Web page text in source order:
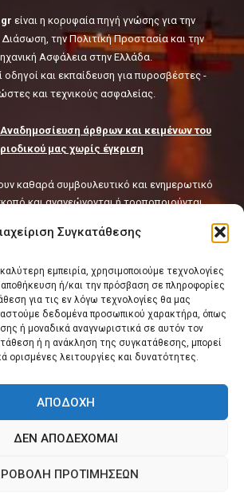
Συγκατάθεσης
εμπειρία, χρησιμοποιούμε τεχνολογίες
ή/και την πρόσβαση σε πληροφορίες
για τις εν λόγω τεχνολογίες θα μας
δεδομένα προσωπικού χαρακτήρα, όπως
ή μοναδικά αναγνωριστικά σε αυτόν τον
ή η ανάκληση της συγκατάθεσης, μπορεί
ορισμένες λειτουργίες και δυνατότητες.
ΑΠΟΔΟΧΉ
ΔΕΝ ΑΠΟΔΈΧΟΜΑΙ
ΠΡΟΤΙΜΉΣΕΩΝ
Technical Leadership in Safety:
Why Emergency Response and
HSE Must Be Operated as One
10 συχνά λάθη σε
περιορισμένους χώρους που
είναι η κορυφαία πηγή γνώσης για την
την Πολιτική Προστασία και την
Ασφάλεια στην Ελλάδα.
οδηγοί και εκπαίδευση για πυροσβέστες -
και τεχνικούς ασφαλείας.
άρθρων και κειμένων του
μας χωρίς έγκριση
καθαρά συμβουλευτικό και ενημερωτικό
και ανανεώνονται ή τροποποιούνται
και του όγκου του διαδικτύου και της
παρέχονται από την Ιστοσελίδα
ως έχουν, χωρίς να παρέχεται οιαδήποτε
ως προς την πληρότητα, επάρκεια ή και την
επικαιροποίησή τους.
ΠΟΛΙΤΙΚΗ COOKIES
© 2000 - 2026 | Powered by Pressidium®